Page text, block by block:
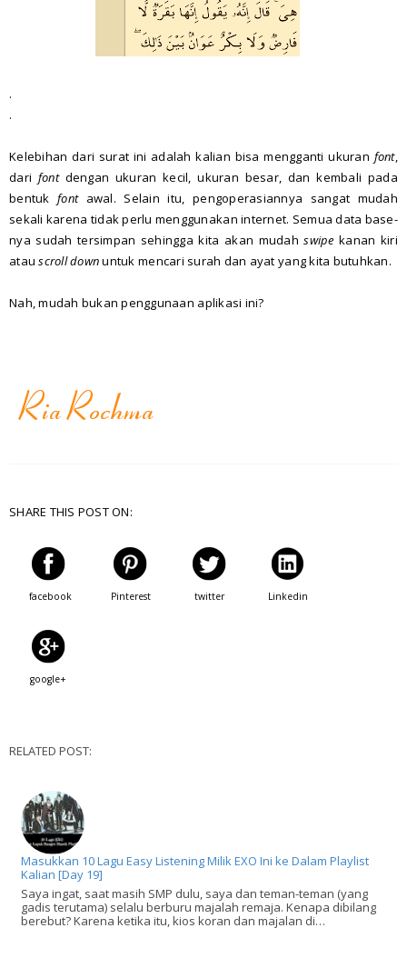
.
.
Kelebihan dari surat ini adalah kalian bisa mengganti ukuran font,
dari font dengan ukuran kecil, ukuran besar, dan kembali pada
bentukfontawal. Selain itu, pengoperasiannya sangat mudah
sekali karena tidak perlu menggunakan internet. Semua data base-
nya sudah tersimpan sehingga kita akan mudahswipe kanan kiri
atauscroll downuntuk mencari surah dan ayat yang kita butuhkan.
Nah, mudah bukan penggunaan aplikasi ini?
SHARE THIS POST ON:
facebook Pinterest twitter Linkedin
google+
RELATED POST:
Masukkan 10 Lagu Easy Listening Milik EXO Ini ke Dalam Playlist
Kalian [Day 19]
Saya ingat, saat masih SMP dulu, saya dan teman-teman (yang
gadis terutama) selalu berburu majalah remaja. Kenapa dibilang
berebut? Karena ketika itu, kios koran dan majalan di…